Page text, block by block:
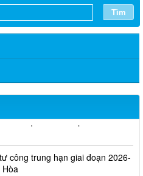
Tìm
giải trình ý kiến góp ý đối với
khu đô thị tỷ lệ 1/2.000 phường
kiện, tiêu chuẩn dự tuyển viên
dự vòng 2 kỳ thi tuyển dụng
hợp phường Biên Hòa
DỤNG LAO ĐỘNG THÁNG
công trung hạn giai đoạn 2026-